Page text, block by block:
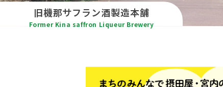
旧機那サフラン酒製造本舗
Former Kina saffron Liqueur Brewery